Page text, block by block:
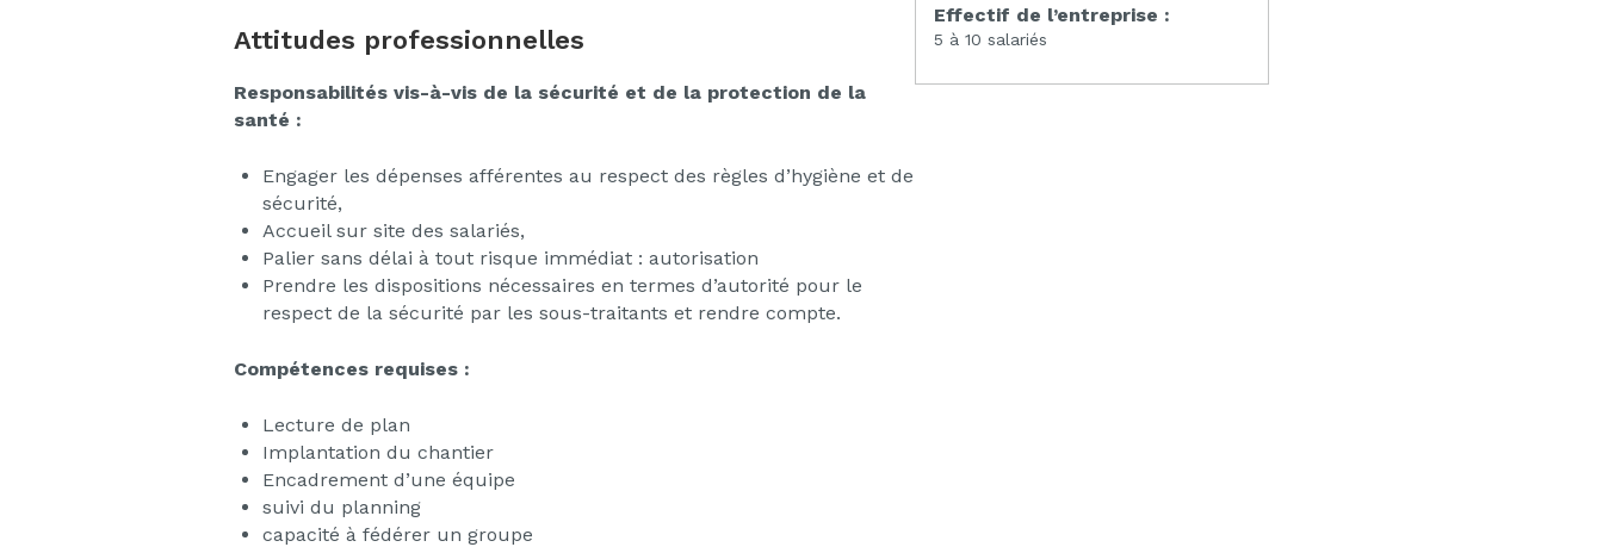
Attitudes professionnelles
Responsabilités vis-à-vis de la sécurité et de la protection de la
santé :
Engager les dépenses afférentes au respect des règles d’hygiène et de
sécurité,
Accueil sur site des salariés,
Palier sans délai à tout risque immédiat : autorisation
Prendre les dispositions nécessaires en termes d’autorité pour le
respect de la sécurité par les sous-traitants et rendre compte.
Compétences requises :
Lecture de plan
Implantation du chantier
Encadrement d’une équipe
suivi du planning
capacité à fédérer un groupe
Effectif de l’entreprise :
5 à 10 salariés